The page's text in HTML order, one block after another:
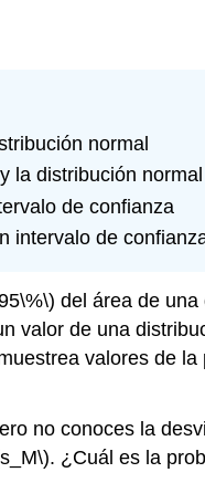
normal
la distribución
de confianza
intervalo de
del área de
valor de una
valores de
no conoces la
. ¿Cuál es la